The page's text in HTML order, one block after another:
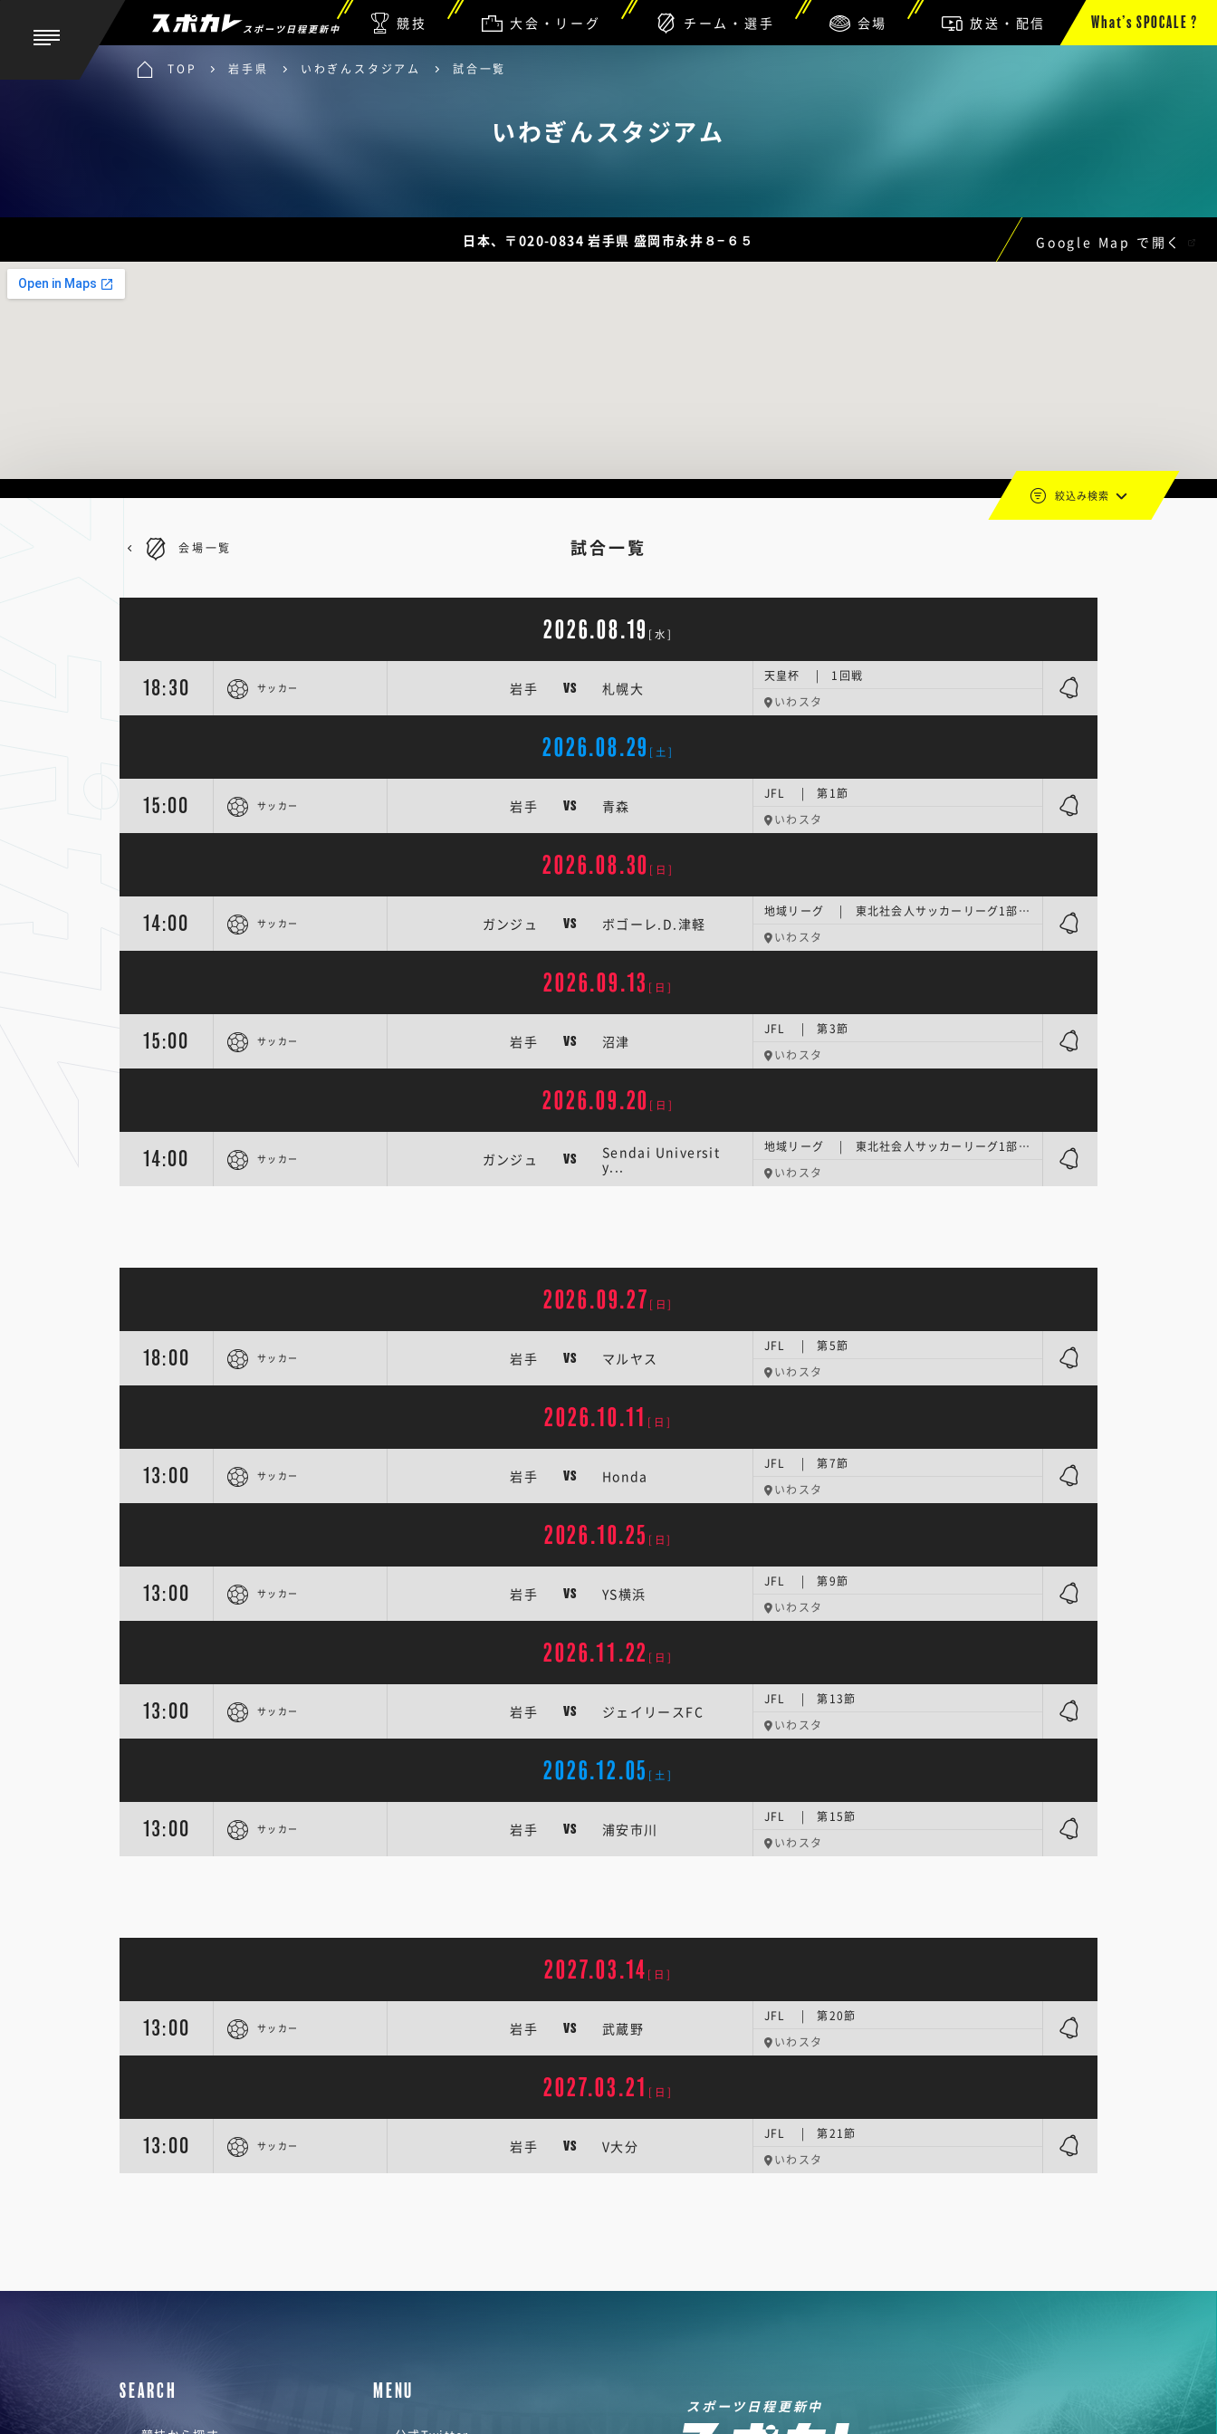
スポーツ日程更新中 競技 大会・リーグ チーム・選手 会場 放送・配信 What’s SPOCALE ?
TOP 岩手県 いわぎんスタジアム 試合一覧
いわぎんスタジアム
日本、〒020-0834 岩手県 盛岡市永井８−６５ Google Map で開く
試合一覧
絞込み検索
会場一覧
2026.08.19 [水]
18:30 サッカー 岩手 VS 札幌大
天皇杯 | 1回戦
いわスタ
2026.08.29 [土]
15:00 サッカー 岩手 VS 青森
JFL | 第1節
いわスタ
2026.08.30 [日]
14:00 サッカー ガンジュ VS ボゴーレ.D.津軽
地域リーグ | 東北社会人サッカーリーグ1部 第12節
いわスタ
2026.09.13 [日]
15:00 サッカー 岩手 VS 沼津
JFL | 第3節
いわスタ
2026.09.20 [日]
14:00 サッカー ガンジュ VS
Sendai Universit
y...
地域リーグ | 東北社会人サッカーリーグ1部 第15節
いわスタ
2026.09.27 [日]
18:00 サッカー 岩手 VS マルヤス
JFL | 第5節
いわスタ
2026.10.11 [日]
13:00 サッカー 岩手 VS Honda
JFL | 第7節
いわスタ
2026.10.25 [日]
13:00 サッカー 岩手 VS YS横浜
JFL | 第9節
いわスタ
2026.11.22 [日]
13:00 サッカー 岩手 VS ジェイリースFC
JFL | 第13節
いわスタ
2026.12.05 [土]
13:00 サッカー 岩手 VS 浦安市川
JFL | 第15節
いわスタ
2027.03.14 [日]
13:00 サッカー 岩手 VS 武蔵野
JFL | 第20節
いわスタ
2027.03.21 [日]
13:00 サッカー 岩手 VS V大分
JFL | 第21節
いわスタ
SEARCH MENU
スポーツ日程更新中